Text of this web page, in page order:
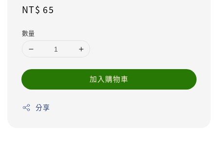
Regular
NT$ 65
數量
加入購物車
分享